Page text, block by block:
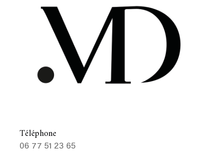
Téléphone
06 77 51 23 65